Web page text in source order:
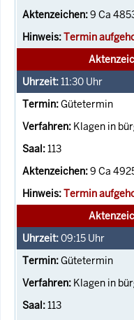
9 Ca
Termin
11:30 Uhr
Gütetermin
Klagen in
113
9 Ca
Termin
09:15 Uhr
Gütetermin
Klagen in
113